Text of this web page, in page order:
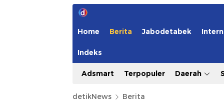
Home Berita Jabodetabek
Indeks
Adsmart Terpopuler Daerah
detikNews Berita